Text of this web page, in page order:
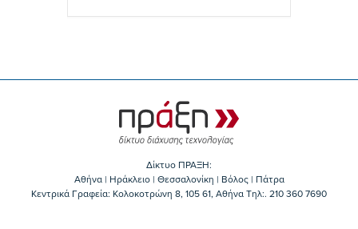
Δίκτυο ΠΡΑΞΗ:
Αθήνα | Ηράκλειο | Θεσσαλονίκη | Βόλος | Πάτρα
Κεντρικά Γραφεία: Kολοκοτρώνη 8, 105 61, Αθήνα Τηλ:. 210 360 7690